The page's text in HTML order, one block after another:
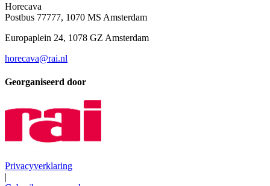
Horecava
Postbus 77777, 1070 MS Amsterdam
Europaplein 24, 1078 GZ Amsterdam
horecava@rai.nl
Georganiseerd door
Privacyverklaring
|